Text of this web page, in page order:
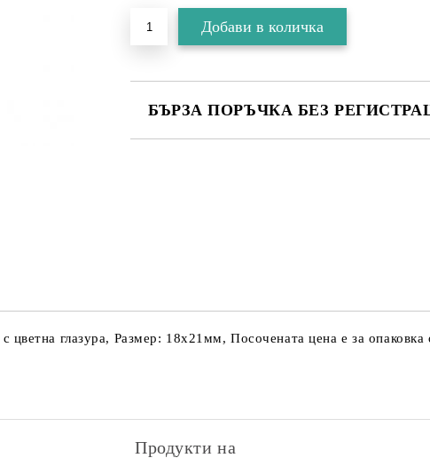
БЪРЗА ПОРЪЧКА БЕЗ
цветна глазура, Размер: 18х21мм, Посочената цена е за опаковка
Продукти на